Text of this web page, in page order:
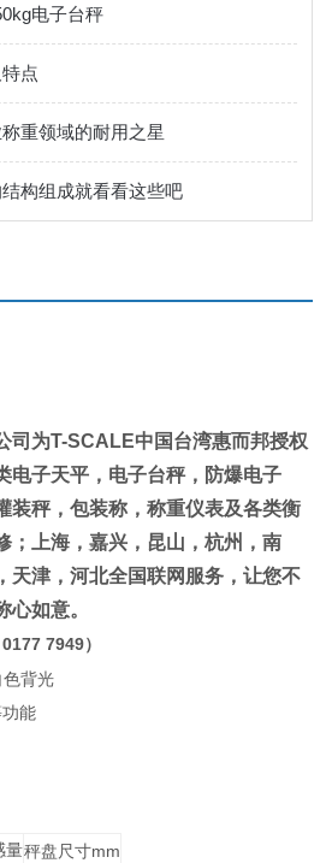
电子台秤
点
重领域的耐用之星
构组成就看看这些吧
司为T-SCALE中国台湾惠而邦授权
电子天平，电子台秤，防爆电子
装秤，包装称，称重仪表及各类衡
；
上海，嘉兴，昆山，杭州，南
天津，河北全国联网服务 ，让您不
心如意。
7949）
色背光
能
量秤盘尺寸mm